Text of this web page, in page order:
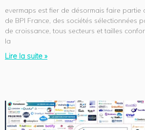
evermaps est fier de désormais faire partie
de BPI France, des sociétés sélectionnées
de croissance, tous secteurs et tailles
la
Lire la suite »